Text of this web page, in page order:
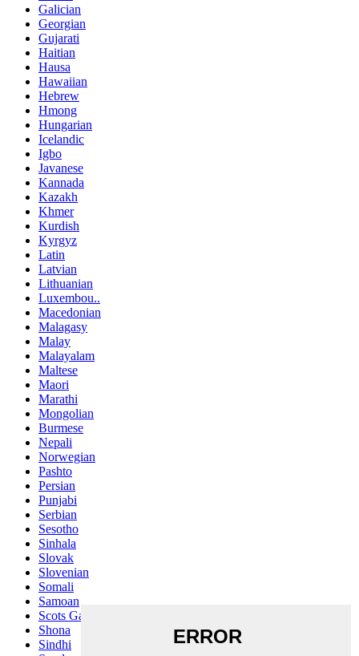
Galician
Georgian
Gujarati
Haitian
Hausa
Hawaiian
Hebrew
Hmong
Hungarian
Icelandic
Igbo
Javanese
Kannada
Kazakh
Khmer
Kurdish
Kyrgyz
Latin
Latvian
Lithuanian
Luxembou..
Macedonian
Malagasy
Malay
Malayalam
Maltese
Maori
Marathi
Mongolian
Burmese
Nepali
Norwegian
Pashto
Persian
Punjabi
Serbian
Sesotho
Sinhala
Slovak
Slovenian
Somali
Samoan
Scots Gaelic
Shona
Sindhi